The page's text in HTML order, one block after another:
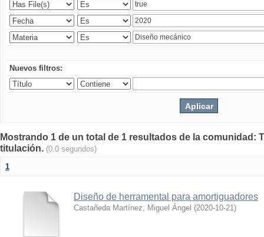
Nuevos filtros:
Mostrando 1 de un total de 1 resultados de la comunidad:
titulación. (0.0 segundos)
1
Diseño de herramental para amortiguadores
Castañeda Martínez, Miguel Ángel (2020-10-21)